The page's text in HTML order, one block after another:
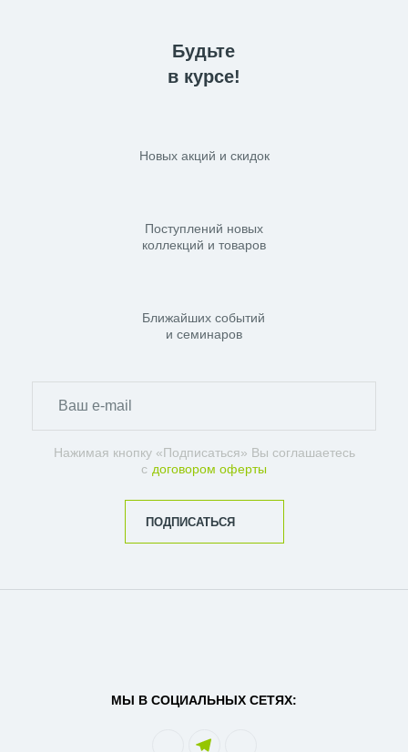
Будьте
в курсе!
Новых акций и скидок
Поступлений новых
коллекций и товаров
Ближайших событий
и семинаров
Нажимая кнопку «Подписаться» Вы соглашаетесь
с договором оферты
ПОДПИСАТЬСЯ
МЫ В СОЦИАЛЬНЫХ СЕТЯХ: